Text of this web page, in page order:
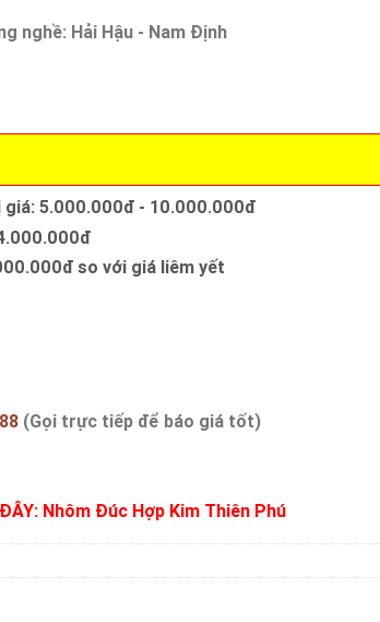
nghề: Hải Hậu - Nam Định
5.000.000đ - 10.000.000đ
so với giá liêm yết
(Gọi trực tiếp để báo giá tốt)
Nhôm Đúc Hợp Kim Thiên Phú